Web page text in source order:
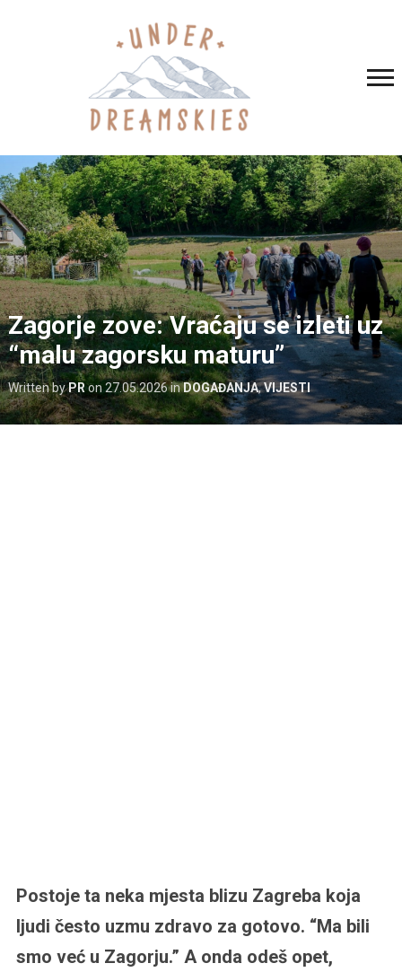
Zagorje zove: Vraćaju se izleti uz
“malu zagorsku maturu”
Written byPR on27.05.2026inDOGAĐANJA,VIJESTI
Postoje ta neka mjesta blizu Zagreba koja
ljudi često uzmu zdravo za gotovo. “Ma bili
smo već u Zagorju.” A onda odeš opet,